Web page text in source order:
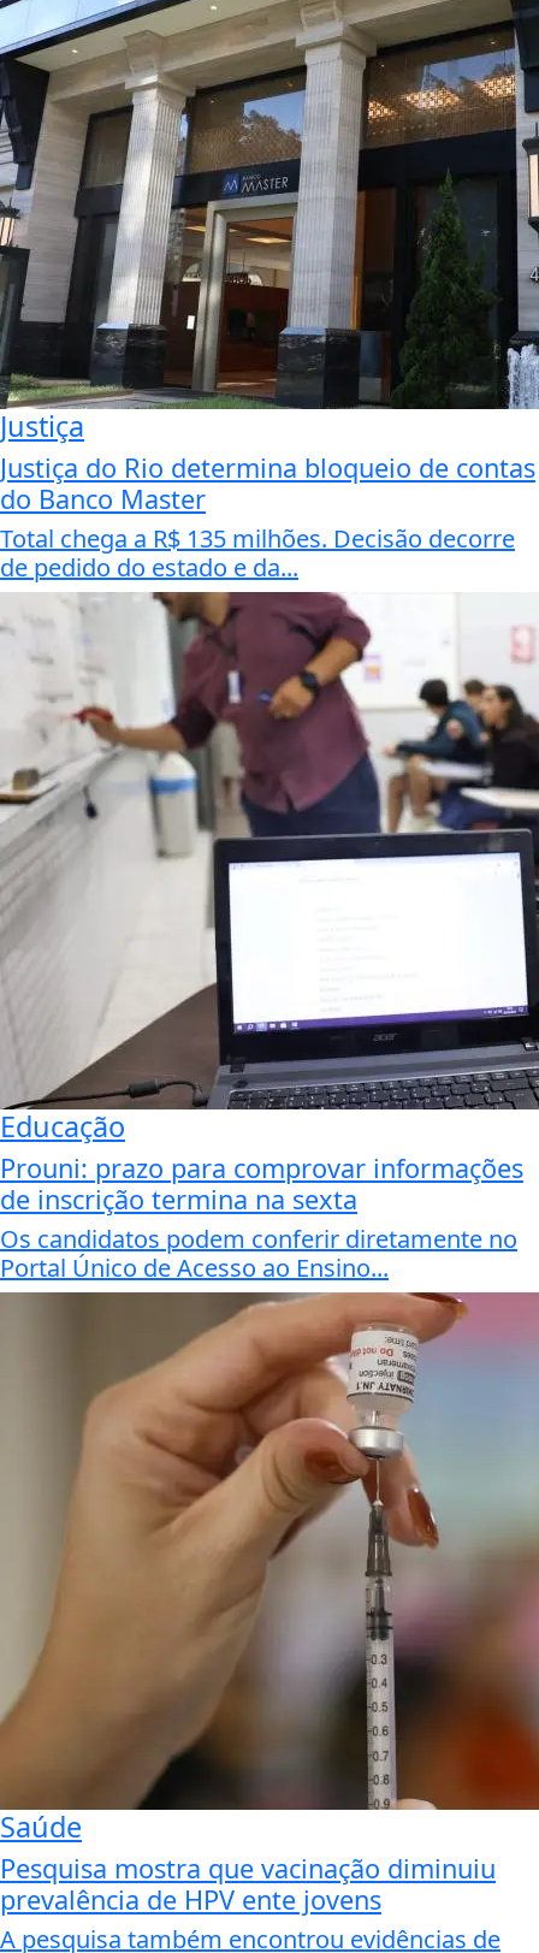
Justiça
Justiça do Rio determina bloqueio de contas
do Banco Master
Total chega a R$ 135 milhões. Decisão decorre
de pedido do estado e da...
Educação
Prouni: prazo para comprovar informações
de inscrição termina na sexta
Os candidatos podem conferir diretamente no
Portal Único de Acesso ao Ensino...
Saúde
Pesquisa mostra que vacinação diminuiu
prevalência de HPV ente jovens
A pesquisa também encontrou evidências de